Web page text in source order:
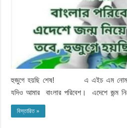
হুজুগে হয়ছি শেষ! এ এইচ এম নোমান
যদিও আমার বাংলার পরিবেশ। এদেশে জন্ম
বিস্তারিত »